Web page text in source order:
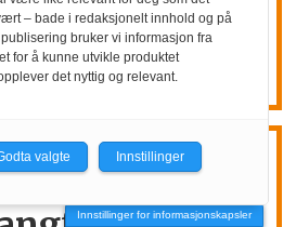
Stadig
Innstillinger for informasjonskapsler
– bade i redaksjonelt innhold og på
bruker vi informasjon fra
for å kunne utvikle produktet
det nyttig og relevant.
valgte Innstillinger